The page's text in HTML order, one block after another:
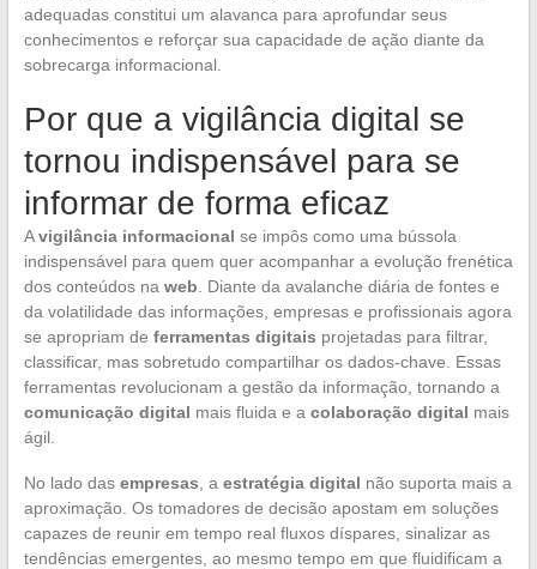
adequadas constitui um alavanca para aprofundar seus
conhecimentos e reforçar sua capacidade de ação diante da
sobrecarga informacional.
Por que a vigilância digital se
tornou indispensável para se
informar de forma eficaz
Avigilância informacional se impôs como uma bússola
indispensável para quem quer acompanhar a evolução frenética
dos conteúdos na web . Diante da avalanche diária de fontes e
da volatilidade das informações, empresas e profissionais agora
se apropriam de ferramentas digitais projetadas para filtrar,
classificar, mas sobretudo compartilhar os dados-chave. Essas
ferramentas revolucionam a gestão da informação, tornando a
comunicação digital mais fluida e a colaboração digital mais
ágil.
No lado das empresas , a estratégia digital não suporta mais a
aproximação. Os tomadores de decisão apostam em soluções
capazes de reunir em tempo real fluxos díspares, sinalizar as
tendências emergentes, ao mesmo tempo em que fluidificam a